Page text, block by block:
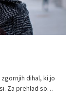
dihal, ki jo
Za prehlad so